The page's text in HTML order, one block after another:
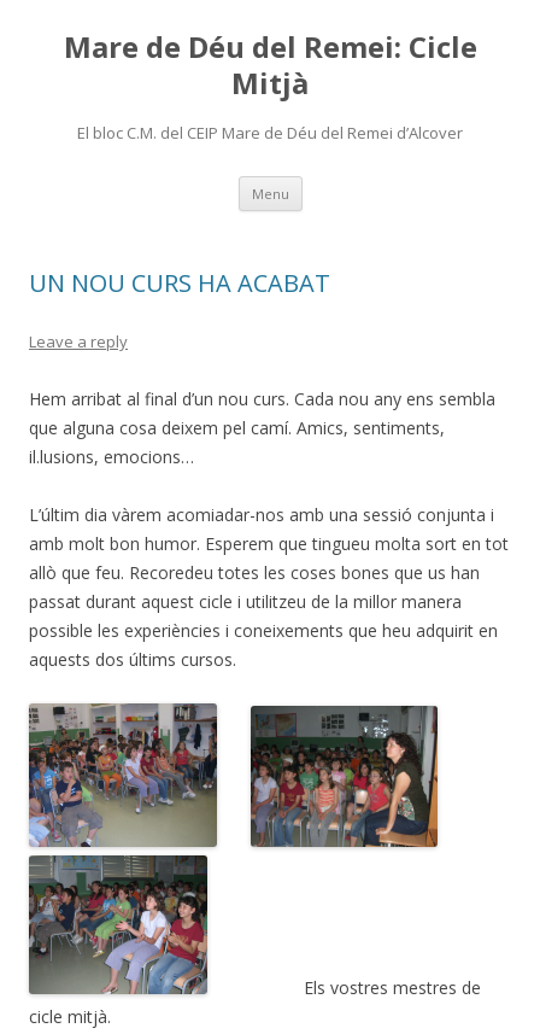
Mare de Déu del Remei: Cicle
Mitjà
El bloc C.M. del CEIP Mare de Déu del Remei d’Alcover
Menu Skip
content
UN NOU CURS HA ACABAT
Leave a reply
Hem arribat al final d’un nou curs. Cada nou any ens sembla
que alguna cosa deixem pel camí. Amics, sentiments,
il.lusions, emocions…
L’últim dia vàrem acomiadar-nos amb una sessió conjunta i
amb molt bon humor. Esperem que tingueu molta sort en tot
allò que feu. Recoredeu totes les coses bones que us han
passat durant aquest cicle i utilitzeu de la millor manera
possible les experiències i coneixements que heu adquirit en
aquests dos últims cursos.
Els vostres mestres de
cicle mitjà.